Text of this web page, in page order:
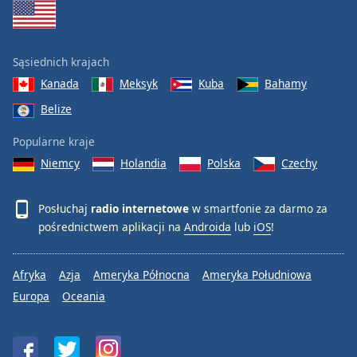
Sąsiednich krajach
Kanada
Meksyk Kuba
Bahamy
Belize
Popularne kraje
Niemcy
Holandia Polska Czechy
Posłuchaj radio internetowe w smartfonie za darmo za
pośrednictwem aplikacji na Androida lub iOS!
Afryka Azja Ameryka Północna
Ameryka Południowa
Europa
Oceania